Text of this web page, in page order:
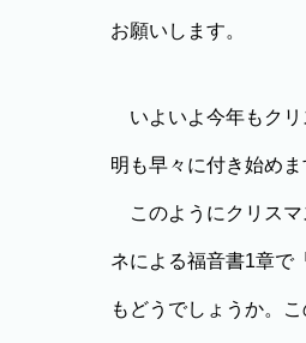
お願いします。
いよいよ今年もクリ
明も早々に付き始め
このようにクリスマ
ネによる福音書1章で
もどうでしょうか。